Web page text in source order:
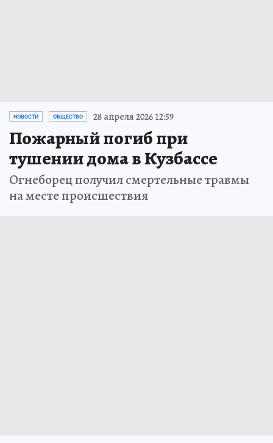
НОВОСТИ ОБЩЕСТВО 28 апреля 2026 12:59
Пожарный погиб при
тушении дома в Кузбассе
Огнеборец получил смертельные травмы
на месте происшествия